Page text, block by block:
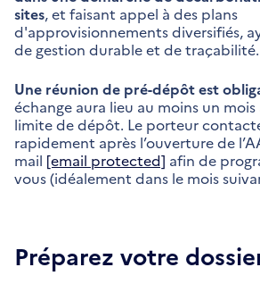
sites, et faisant appel à des plans
d'approvisionnements diversifiés,
de gestion durable et de traçabilité.
Une réunion de pré-dépôt est
échange aura lieu au moins un
limite de dépôt. Le porteur
rapidement après l’ouverture de
mail [email protected] afin de
vous (idéalement dans le mois
Préparez votre